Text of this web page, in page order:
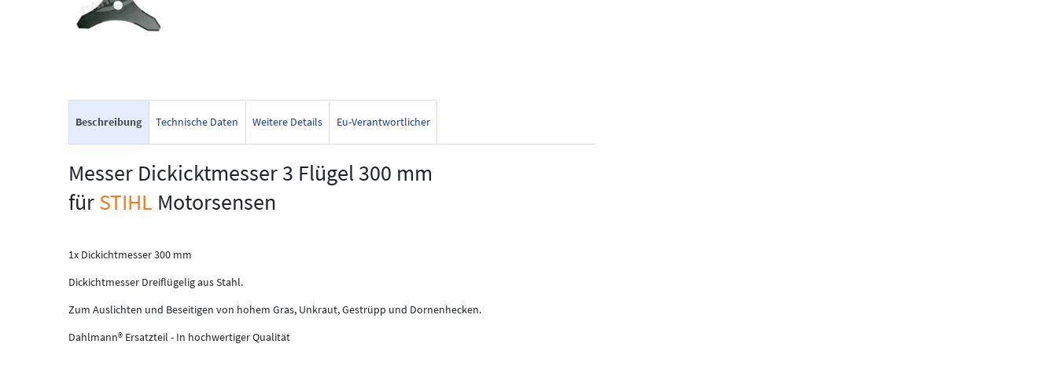
Beschreibung Technische Daten Weitere Details Eu-Verantwortlicher
Messer Dickicktmesser 3 Flügel 300 mm
fürSTIHL Motorsensen
1x Dickichtmesser 300 mm
Dickichtmesser Dreiflügelig aus Stahl.
Zum Auslichten und Beseitigen von hohem Gras, Unkraut, Gestrüpp und Dornenhecken.
Dahlmann® Ersatzteil - In hochwertiger Qualität